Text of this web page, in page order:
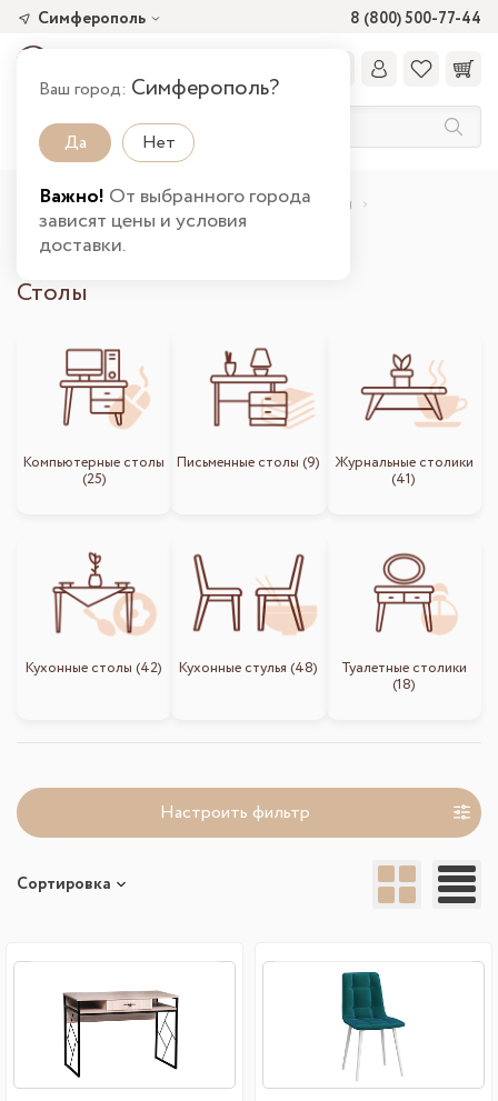
8 (800) 500-77-44
Симферополь
Ваш город: Симферополь?
Да Нет
Важно! От выбранного города
зависят цены и условия
доставки.
Главная Каталог товаров
Столы и стулья
Столы и стулья в Симферополе
Столы
Компьютерные столы
(25)
Письменные столы (9) Журнальные столики
(41)
Кухонные столы (42) Кухонные стулья (48) Туалетные столики
(18)
Настроить фильтр
Сортировка